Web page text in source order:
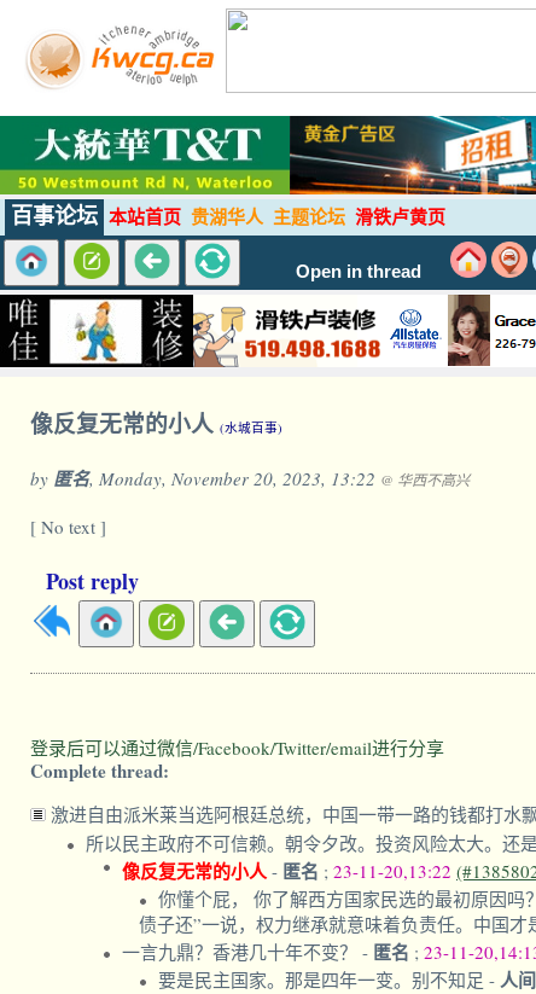
百事论坛 本站首页 贵湖华人 主题论坛 滑铁卢黄页
Open in thread
像反复无常的小人 (水城百事)
by 匿名, Monday, November 20, 2023, 13:22 @ 华西不高兴
[ No text ]
Post reply
登录后可以通过微信/Facebook/Twitter/email进行分享
Complete thread:
激进自由派米莱当选阿根廷总统，中国一带一路的钱都打水
所以民主政府不可信赖。朝令夕改。投资风险太大。还
像反复无常的小人 - 匿名 ; 23-11-20,13:22
你懂个屁， 你了解西方国家民选的最初原因
债子还”一说，权力继承就意味着负责任。中国才
一言九鼎？香港几十年不变？ - 匿名 ; 23-11-
要是民主国家。那是四年一变。别不知足 - 人